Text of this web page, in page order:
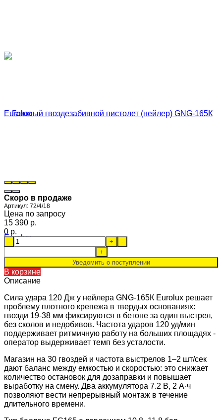
Скоро в продаже
Артикул: 72/4/18
Цена по запросу
15 390 p.
0 p.
- +
-
+
Уведомить о поступлении
В корзине
Описание
Сила удара 120 Дж у нейлера GNG‑165К Eurolux решает
проблему плотного крепежа в твердых основаниях:
гвозди 19-38 мм фиксируются в бетоне за один выстрел,
без сколов и недобивов. Частота ударов 120 уд/мин
поддерживает ритмичную работу на больших площадях -
оператор выдерживает темп без усталости.
Магазин на 30 гвоздей и частота выстрелов 1–2 шт/сек
дают баланс между емкостью и скоростью: это снижает
количество остановок для дозаправки и повышает
выработку на смену. Два аккумулятора 7.2 В, 2 А·ч
позволяют вести непрерывный монтаж в течение
длительного времени.